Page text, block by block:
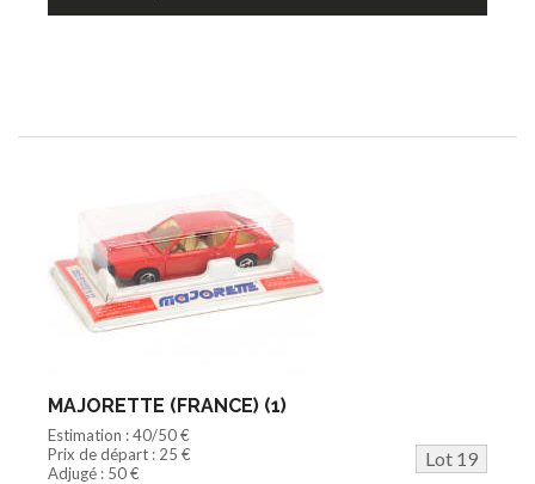
MAJORETTE (FRANCE) (1)
Estimation : 40/50 €
Prix de départ : 25 €
Lot 19
Adjugé : 50 €